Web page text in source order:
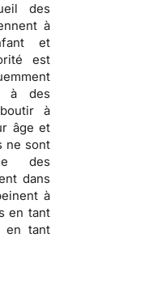
des
à
et
est
à des
à
âge et
ne sont
des
dans
à
en tant
en tant